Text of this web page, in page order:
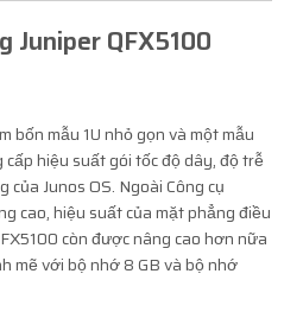
Juniper QFX5100
bốn mẫu 1U nhỏ gọn và một mẫu
hiệu suất gói tốc độ dây, độ trễ
Junos OS. Ngoài Công cụ
cao, hiệu suất của mặt phẳng điều
còn được nâng cao hơn nữa
mẽ với bộ nhớ 8 GB và bộ nhớ